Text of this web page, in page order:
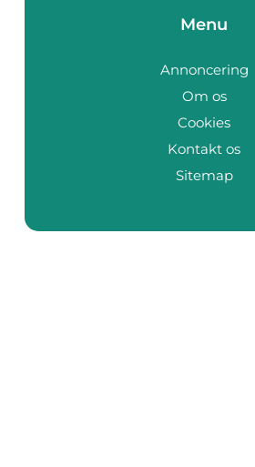
Menu
Annoncering
Om os
Cookies
Kontakt os
Sitemap